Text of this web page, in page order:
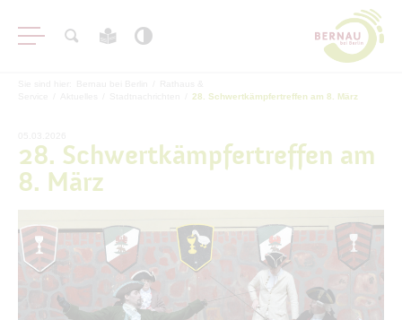
Stadtnachrichten
Archiv
Veranstaltungen
28. Schwertkämpfertreffen am 8. März
28. Schwertkämpfertreffen am
8. März